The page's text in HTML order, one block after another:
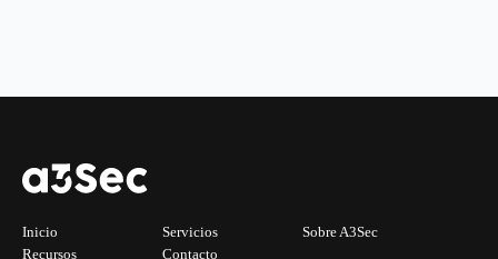
Inicio Servicios
Sobre A3Sec
Recursos
Contacto